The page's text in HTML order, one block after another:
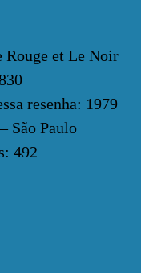
et Le Noir
resenha: 1979
São Paulo
492